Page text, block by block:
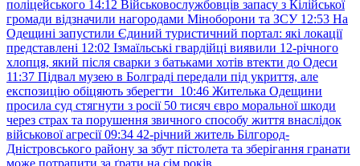
поліцейського 14:12 Військовослужбовців запасу з Кілійської
громади відзначили нагородами Міноборони та ЗСУ 12:53 На
Одещині запустили Єдиний туристичний портал: які локації
представлені 12:02 Ізмаїльські гвардійці виявили 12-річного
хлопця, який після сварки з батьками хотів втекти до Одеси
11:37 Підвал музею в Болграді передали під укриття, але
експозицію обіцяють зберегти 10:46 Жителька Одещини
просила суд стягнути з росії 50 тисяч євро моральної шкоди
через страх та порушення звичного способу життя внаслідок
військової агресії 09:34 42-річний житель Білгород-
Дністровського району за збут пістолета та зберігання гранати
може потрапити за ґрати на сім років